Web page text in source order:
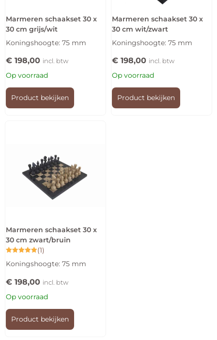
Marmeren schaakset 30 x
30 cm grijs/wit
Koningshoogte: 75 mm
€ 198,00 incl. btw
Op voorraad
Product bekijken
Marmeren schaakset 30 x
30 cm wit/zwart
Koningshoogte: 75 mm
€ 198,00 incl. btw
Op voorraad
Product bekijken
Marmeren schaakset 30 x
30 cm zwart/bruin
5.00
(1)
Koningshoogte: 75 mm
€ 198,00 incl. btw
Op voorraad
Product bekijken